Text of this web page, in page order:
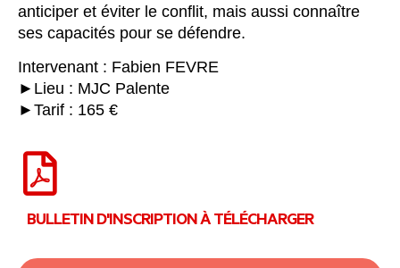
anticiper et éviter le conflit, mais aussi connaître
ses capacités pour se défendre.
Intervenant : Fabien FEVRE
►Lieu : MJC Palente
►Tarif : 165 €
BULLETIN D'INSCRIPTION À TÉLÉCHARGER